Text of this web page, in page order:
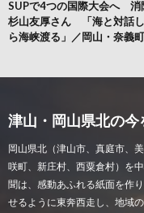
SUPで4つの国際大会へ 消
杉山友厚さん 「海と対話
ら海峡渡る」／岡山・奈義町
津山・岡山県北の今
岡山県北（津山市、真庭市、
咲町、新庄村、西粟倉村）を
聞は、感動あふれる紙面を作
せるように東奔西走し、地域